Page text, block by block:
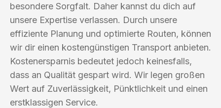
besondere Sorgfalt. Daher kannst du dich auf
unsere Expertise verlassen. Durch unsere
effiziente Planung und optimierte Routen, können
wir dir einen kostengünstigen Transport anbieten.
Kostenersparnis bedeutet jedoch keinesfalls,
dass an Qualität gespart wird. Wir legen großen
Wert auf Zuverlässigkeit, Pünktlichkeit und einen
erstklassigen Service.